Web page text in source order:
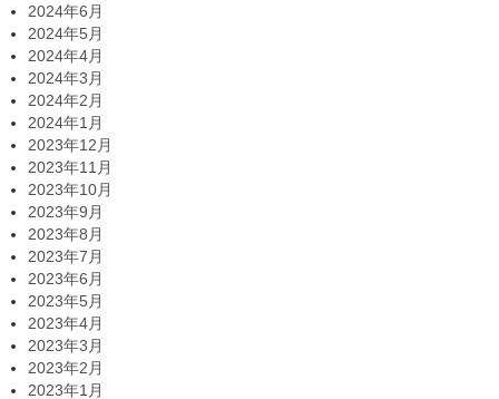
2024年6月
2024年5月
2024年4月
2024年3月
2024年2月
2024年1月
2023年12月
2023年11月
2023年10月
2023年9月
2023年8月
2023年7月
2023年6月
2023年5月
2023年4月
2023年3月
2023年2月
2023年1月